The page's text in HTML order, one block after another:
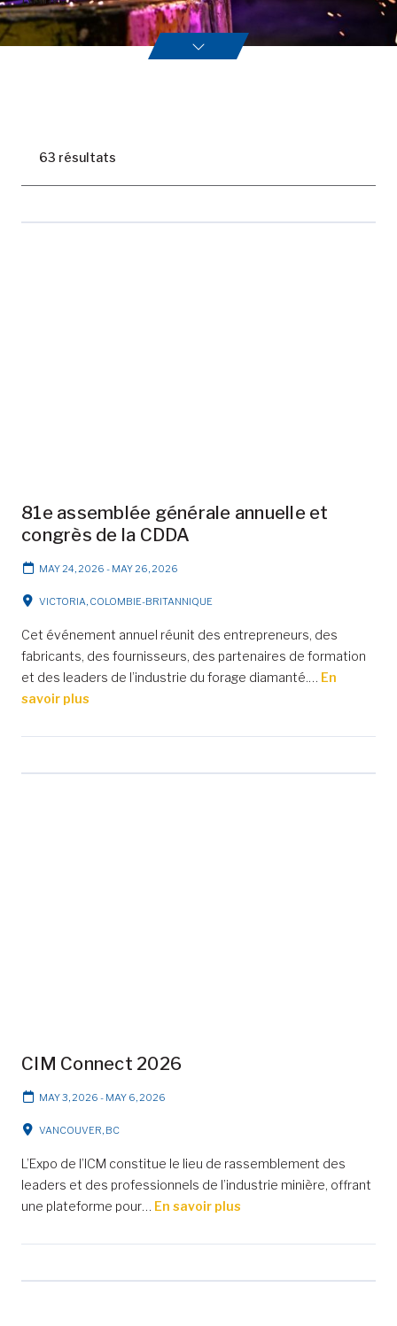
63 résultats
81e assemblée générale annuelle et
congrès de la CDDA
MAY 24, 2026 - MAY 26, 2026
VICTORIA, COLOMBIE-BRITANNIQUE
Cet événement annuel réunit des entrepreneurs, des
fabricants, des fournisseurs, des partenaires de formation
et des leaders de l’industrie du forage diamanté.… En
savoir plus
CIM Connect 2026
MAY 3, 2026 - MAY 6, 2026
VANCOUVER, BC
L’Expo de l’ICM constitue le lieu de rassemblement des
leaders et des professionnels de l’industrie minière, offrant
une plateforme pour… En savoir plus